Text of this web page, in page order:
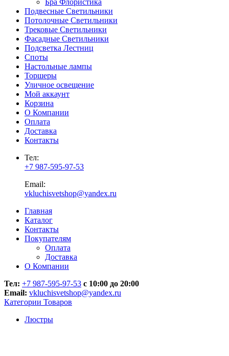
Бра Флористика
Подвесные Светильники
Потолочные Светильники
Трековые Светильники
Фасадные Светильники
Подсветка Лестниц
Споты
Настольные лампы
Торшеры
Уличное освещение
Мой аккаунт
Корзина
О Компании
Оплата
Доставка
Контакты
Тел:
+7 987-595-97-53
Email:
vkluchisvetshop@yandex.ru
Главная
Каталог
Контакты
Покупателям
Оплата
Доставка
О Компании
Тел: +7 987-595-97-53 с 10:00 до 20:00
Email: vkluchisvetshop@yandex.ru
Категории Товаров
Люстры